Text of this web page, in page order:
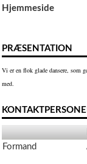
Hjemmeside
PRÆSENTATION
Vi er en flok glade dansere, som
med.
Formand